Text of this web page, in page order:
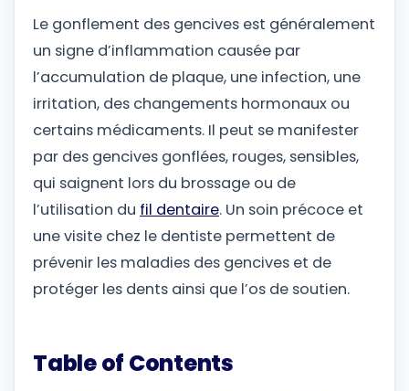
Le gonflement des gencives est généralement
un signe d’inflammation causée par
l’accumulation de plaque, une infection, une
irritation, des changements hormonaux ou
certains médicaments. Il peut se manifester
par des gencives gonflées, rouges, sensibles,
qui saignent lors du brossage ou de
l’utilisation du fil dentaire. Un soin précoce et
une visite chez le dentiste permettent de
prévenir les maladies des gencives et de
protéger les dents ainsi que l’os de soutien.
Table of Contents